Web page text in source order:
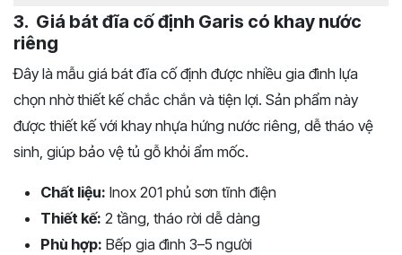
3. Giá bát đĩa cố định Garis có khay nước
riêng
Đây là mẫu giá bát đĩa cố định được nhiều gia đình lựa
chọn nhờ thiết kế chắc chắn và tiện lợi. Sản phẩm này
được thiết kế với khay nhựa hứng nước riêng, dễ tháo vệ
sinh, giúp bảo vệ tủ gỗ khỏi ẩm mốc.
Chất liệu: Inox 201 phủ sơn tĩnh điện
Thiết kế: 2 tầng, tháo rời dễ dàng
Phù hợp: Bếp gia đình 3–5 người